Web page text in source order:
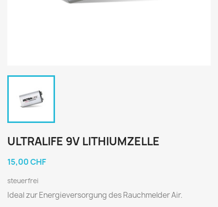
ULTRALIFE 9V LITHIUMZELLE
15,00 CHF
steuerfrei
Ideal zur Energieversorgung des Rauchmelder Air.